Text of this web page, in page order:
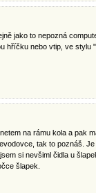
jako to nepozná
hříčku nebo vtip, ve stylu
na rámu kola a pak
tak to poznáš.
si nevšiml čidla u
šlapek.